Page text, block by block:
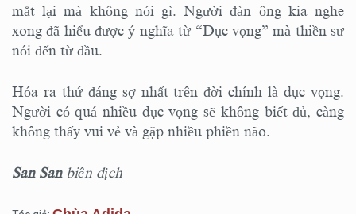
mắt lại mà không nói gì. Người đàn ông kia nghe
xong đã hiểu được ý nghĩa từ “Dục vọng” mà thiền sư
nói đến từ đầu.
Hóa ra thứ đáng sợ nhất trên đời chính là dục vọng.
Người có quá nhiều dục vọng sẽ không biết đủ, càng
không thấy vui vẻ và gặp nhiều phiền não.
San San biên dịch